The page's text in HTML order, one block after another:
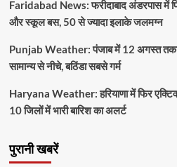
Faridabad News: फरीदाबाद अंडरपास में
और स्कूल बस, 50 से ज्यादा इलाके जलमग्न
Punjab Weather: पंजाब में 12 अगस्त तक
सामान्य से नीचे, बठिंडा सबसे गर्म
Haryana Weather: हरियाणा में फिर
10 जिलों में भारी बारिश का अलर्ट
पुरानी खबरें